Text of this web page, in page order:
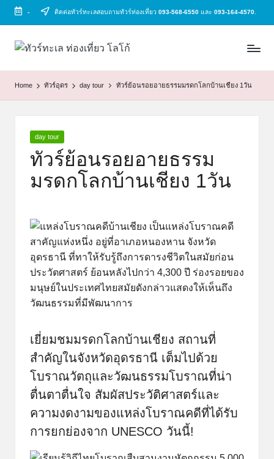
Skip
- ติดต่อทัวร์ทะเลสอบถามทัวร์ท่องเที่ยว093-568-6550 และ093-164-4570
ทั
ว
ร์
ทัวร์
แพ็ก
เที่ยว
ทะเล
Home ทัวร์อุดร day tour ทัวร์ย้อนรอยอายธรรมมรดกโลกบ้านเชียง 1วัน
Posted
in
day tour
ทัวร์ย้อนรอยอายธรรม
มรดกโลกบ้านเชียง 1วัน
เยี่ยมชมมรดกโลกบ้านเชียง สถานที่
สำคัญในจังหวัดอุดรธานี เต็มไปด้วย
โบราณวัตถุและวัฒนธรรมโบราณที่น่า
ตื่นตาตื่นใจ สัมผัสประวัติศาสตร์และ
ความงดงามของแหล่งโบราณคดีที่ได้รับ
การยกย่องจาก UNESCO วันนี้!